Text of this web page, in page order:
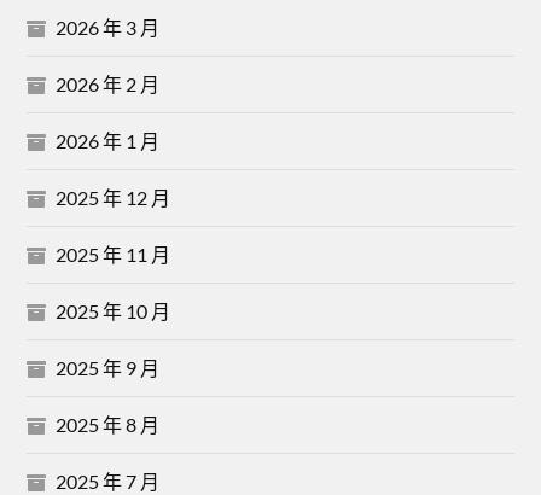
2026 年 3 月
2026 年 2 月
2026 年 1 月
2025 年 12 月
2025 年 11 月
2025 年 10 月
2025 年 9 月
2025 年 8 月
2025 年 7 月